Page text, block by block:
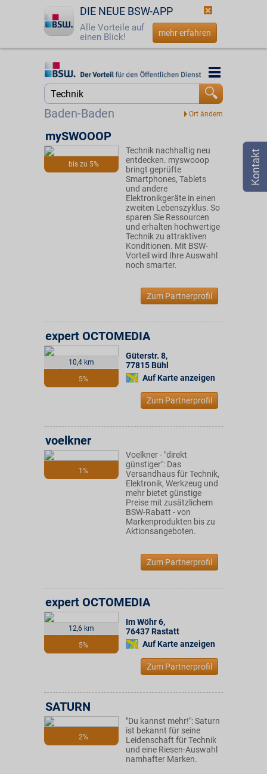
DIE NEUE BSW-APP
Alle Vorteile auf
einen Blick!
mehr erfahren
Startseite
☎ 0800 - 279 25 82
Baden-Baden
Startseite
bis zu 5%
mySWOOOP
Technik nachhaltig neu
entdecken. myswooop
bringt geprüfte
Smartphones, Tablets
und andere
Elektronikgeräte in einen
zweiten Lebenszyklus. So
sparen Sie Ressourcen
und erhalten hochwertige
Technik zu attraktiven
Konditionen. Mit BSW-
Vorteil wird Ihre Auswahl
noch smarter.
Zum Partnerprofil
10,4 km
5%
expert OCTOMEDIA
Güterstr. 8,
77815 Bühl
Auf Karte anzeigen
Zum Partnerprofil
1%
voelkner
Voelkner - "direkt
günstiger": Das
Versandhaus für Technik,
Elektronik, Werkzeug und
mehr bietet günstige
Preise mit zusätzlichem
BSW-Rabatt - von
Markenprodukten bis zu
Aktionsangeboten.
Zum Partnerprofil
12,6 km
5%
expert OCTOMEDIA
Im Wöhr 6,
76437 Rastatt
Auf Karte anzeigen
Zum Partnerprofil
2%
SATURN
"Du kannst mehr!": Saturn
ist bekannt für seine
Leidenschaft für Technik
und eine Riesen-Auswahl
namhafter Marken.